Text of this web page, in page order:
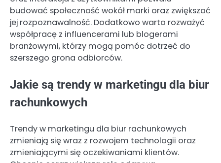
budować społeczność wokół marki oraz zwiększać
jej rozpoznawalność. Dodatkowo warto rozważyć
współpracę z influencerami lub blogerami
branżowymi, którzy mogą pomóc dotrzeć do
szerszego grona odbiorców.
Jakie są trendy w marketingu dla biur
rachunkowych
Trendy w marketingu dla biur rachunkowych
zmieniają się wraz z rozwojem technologii oraz
zmieniającymi się oczekiwaniami klientów.